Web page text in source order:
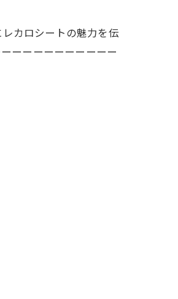
カロシートの魅力を伝
ーーーーーーーーーー